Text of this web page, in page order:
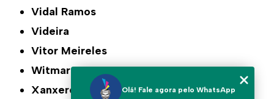
Vidal Ramos
Videira
Vitor Meireles
Witmarsum
Xanxerê
Olá! Fale agora pelo WhatsApp